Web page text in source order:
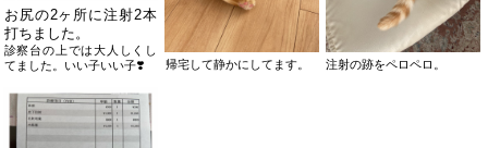
お尻の2ヶ所に注射2本
打ちました。
診察台の上では大人しくし
てました。いい子いい子❣️
帰宅して静かにしてます。 注射の跡をペロペロ。